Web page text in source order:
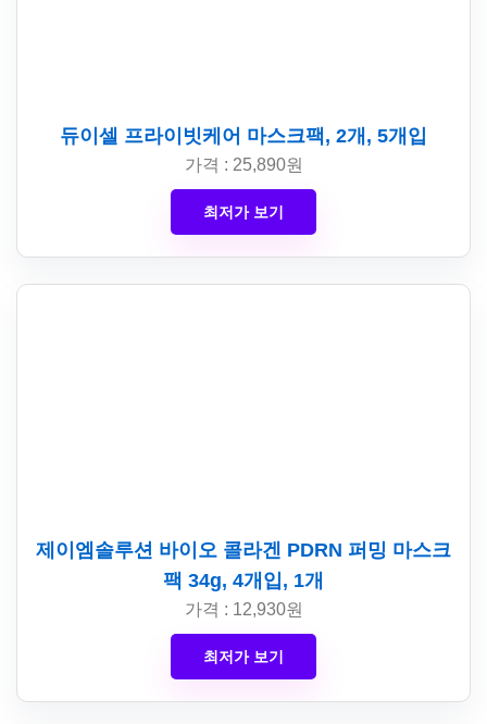
듀이셀 프라이빗케어 마스크팩, 2개, 5개입
가격 : 25,890원
최저가 보기
제이엠솔루션 바이오 콜라겐 PDRN 퍼밍 마스크
팩 34g, 4개입, 1개
가격 : 12,930원
최저가 보기